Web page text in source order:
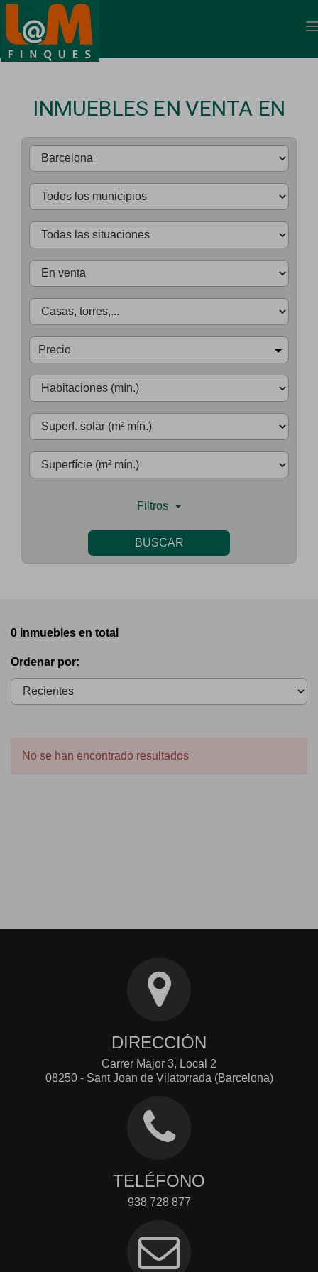
INMUEBLES EN VENTA EN
Precio
Filtros
BUSCAR
0 inmuebles en total
Ordenar por:
No se han encontrado resultados
DIRECCIÓN
Carrer Major 3, Local 2
08250 - Sant Joan de Vilatorrada (Barcelona)
TELÉFONO
938 728 877